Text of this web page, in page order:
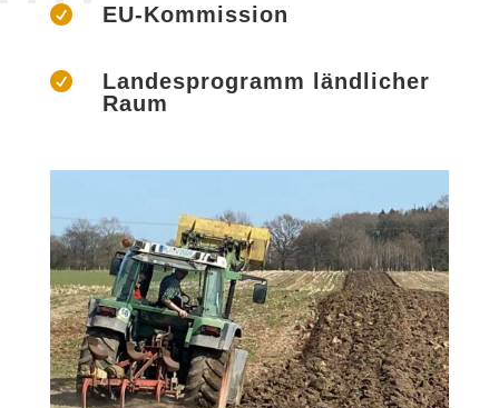
 EU-Kommission

Landesprogramm ländlicher
Raum